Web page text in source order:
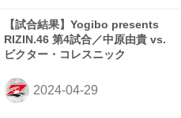
【試合結果】Yogibo presents
RIZIN.46 第4試合／中原由貴 vs.
ビクター・コレスニック